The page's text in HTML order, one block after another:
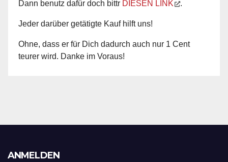
Dann benutz dafür doch bittr DIESEN LINK .
Jeder darüber getätigte Kauf hilft uns!
Ohne, dass er für Dich dadurch auch nur 1 Cent
teurer wird. Danke im Voraus!
ANMELDEN